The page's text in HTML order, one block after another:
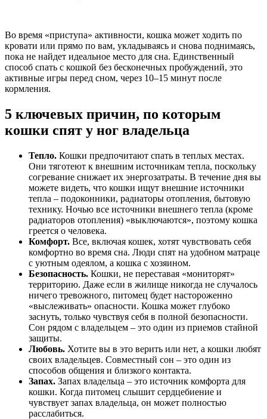
Во время «приступа» активности, кошка может ходить по
кровати или прямо по вам, укладываясь и снова поднимаясь,
пока не найдет идеальное место для сна. Единственный
способ спать с кошкой без бесконечных пробуждений, это
активные игры перед сном, через 10–15 минут после
кормления.
5 ключевых причин, по которым
кошки спят у ног владельца
Тепло. Кошки предпочитают спать в теплых местах.
Они тяготеют к внешним источникам тепла, поскольку
согревание снижает их энергозатраты. В течение дня вы
можете видеть, что кошки ищут внешние источники
тепла – подоконники, радиаторы отопления, бытовую
технику. Ночью все источники внешнего тепла (кроме
радиаторов отопления) «выключаются», поэтому кошка
греется о человека.
Комфорт. Все, включая кошек, хотят чувствовать себя
комфортно во время сна. Люди спят на удобном матраце
с уютным одеялом, а кошка с хозяином.
Безопасность. Кошки, не переставая «мониторят»
территорию. Даже если в жилище никогда не случалось
ничего тревожного, питомец будет настороженно
«выслеживать» опасности. Кошка может глубоко
заснуть, только чувствуя себя в полной безопасности.
Сон рядом с владельцем – это один из приемов стайной
защиты.
Любовь. Хотите вы в это верить или нет, а кошки любят
своих владельцев. Совместный сон – это один из
способов общения и близкого контакта.
Запах. Запах владельца – это источник комфорта для
кошки. Когда питомец слышит сердцебиение и
чувствует запах владельца, он может полностью
расслабиться.